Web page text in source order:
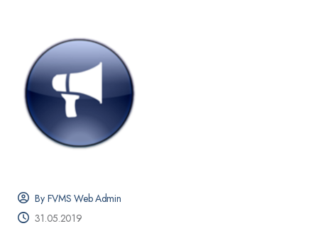
By FVMS Web Admin
31.05.2019